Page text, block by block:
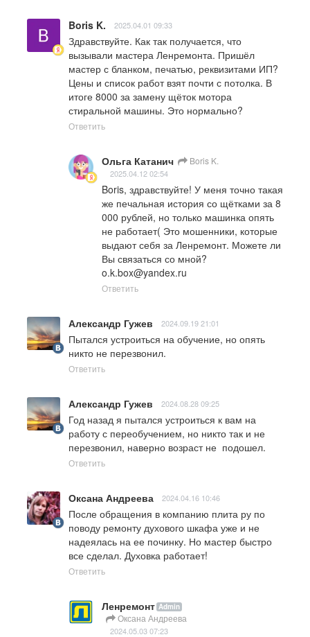
Boris K. 2025.04.01 09:33
Здравствуйте. Как так получается, что
вызывали мастера Ленремонта. Пришёл
мастер с бланком, печатью, реквизитами ИП?
Цены и список работ взят почти с потолка. В
итоге 8000 за замену щёток мотора
стиральной машины. Это нормально?
Ответить
Ольга Катанич Boris K.
2025.04.12 02:54
Boris, здравствуйте! У меня точно такая
же печальная история со щётками за 8
000 рублей, но только машинка опять
не работает( Это мошенники, которые
выдают себя за Ленремонт. Можете ли
Вы связаться со мной?
o.k.box@yandex.ru
Ответить
Александр Гужев 2024.09.19 21:01
Пытался устроиться на обучение, но опять
никто не перезвонил.
Ответить
Александр Гужев 2024.08.28 09:25
Год назад я пытался устроиться к вам на
работу с переобучением, но никто так и не
перезвонил, наверно возраст не  подошел.
Ответить
Оксана Андреева 2024.04.16 10:46
После обращения в компанию плита ру по
поводу ремонту духового шкафа уже и не
надеялась на ее починку. Но мастер быстро
все сделал. Духовка работает!
Ответить
Ленремонт Admin
Оксана Андреева
2024.05.03 07:23